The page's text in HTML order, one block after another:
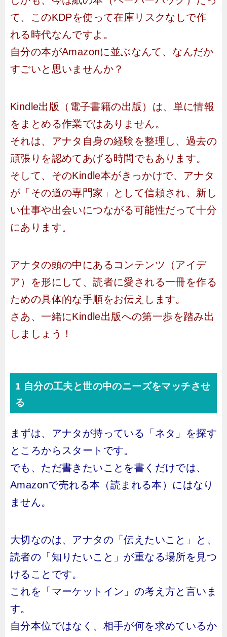
て、このKDPを使って在庫リスクなしで作
れる時代なんですよ。
自分の本がAmazonに並ぶなんて、なんだか
すごいと思いませんか？
Kindle出版（電子書籍の出版）は、単に情報
をまとめる作業ではありません。
それは、アナタ自身の経験を整理し、過去の
頑張りを認めてあげる時間でもあります。
そして、そのKindle本がきっかけで、アナタ
が「その道の専門家」として信頼され、新し
い仕事や出会いにつながる可能性だって十分
にあります。
アナタの頭の中にあるコンテンツ（アイデ
ア）を形にして、読者に愛される一冊を作る
ための具体的な手順をお伝えします。
さあ、一緒にKindle出版への第一歩を踏み出
しましょう！
1 自分の工夫と世の中のニーズをマッチさせ
る
まずは、アナタが持っている「ネタ」を探す
ところからスタートです。
でも、ただ書きたいことを書くだけでは、
Amazonで売れる本（読まれる本）にはなり
ません。
大切なのは、アナタの「伝えたいこと」と、
読者の「知りたいこと」が重なる場所を見つ
けることです。
これを「マーケットイン」の考え方と言いま
す。
自分本位ではなく、相手が何を求めているか